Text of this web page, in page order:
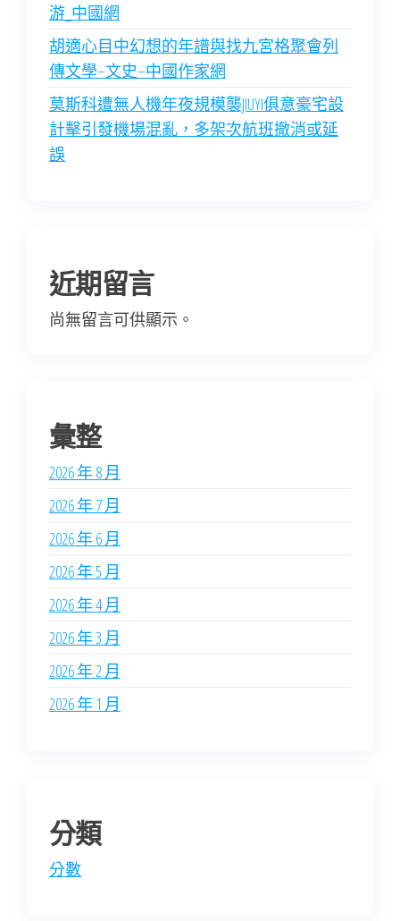
游_中國網
胡適心目中幻想的年譜與找九宮格聚會列
傳文學–文史–中國作家網
莫斯科遭無人機年夜規模襲JIUYI俱意豪宅設
計擊引發機場混亂，多架次航班撤消或延
誤
近期留言
尚無留言可供顯示。
彙整
2026 年 8 月
2026 年 7 月
2026 年 6 月
2026 年 5 月
2026 年 4 月
2026 年 3 月
2026 年 2 月
2026 年 1 月
分類
分數